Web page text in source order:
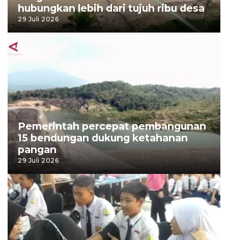
hubungkan lebih dari tujuh ribu desa
29 Juli 2026
Pemerintah percepat pembangunan
15 bendungan dukung ketahanan
pangan
29 Juli 2026